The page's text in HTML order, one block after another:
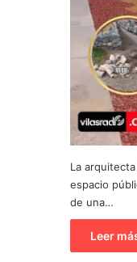
La
espacio
de una…
Leer